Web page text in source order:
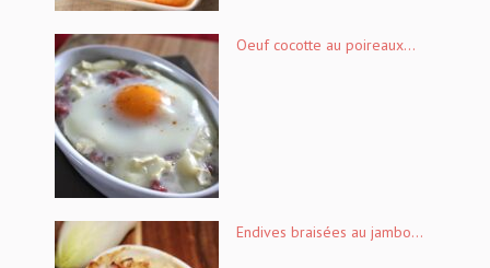
Oeuf cocotte au poireaux...
Endives braisées au jambo...